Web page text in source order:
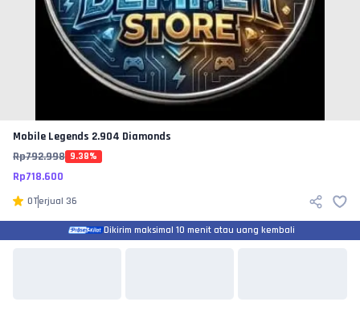
Mobile Legends 2.904 Diamonds
Rp792.998 9.38%
Rp718.600
0Terjual 36
Dikirim maksimal 10 menit atau uang kembali